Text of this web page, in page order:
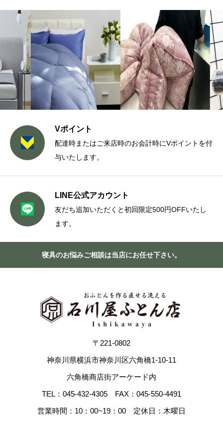
Vポイント
配達時またはご来店時のお会計時にVポイントを付
与いたします。
LINE公式アカウント
友だち追加いただくと初回限定500円OFFいたし
ます。
寝具のお悩みご相談は当店にお任せ下さい。
〒221-0802
神奈川県横浜市神奈川区六角橋1-10-11
六角橋商店街アーケード内
TEL：045-432-4305 FAX：045-550-4491
営業時間：10：00~19：00 定休日：木曜日